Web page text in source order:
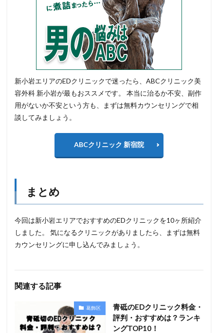
新小岩エリアのEDクリニックで迷ったら、ABCクリニック美
容外科 新小岩が最もおススメです。 本当に治るか不安、副作
用がないか不安という方も、まずは無料カウンセリングで相
談してみましょう。
ABCクリニック 新宿院
まとめ
今回は新小岩エリアでおすすめのEDクリニックを10ヶ所紹介
しました。 気になるクリニックがありましたら、まずは無料
カウンセリングに申し込んでみましょう。
関連する記事
葛飾区
青砥のEDクリニック料金・
評判・おすすめは？ランキ
ングTOP10！